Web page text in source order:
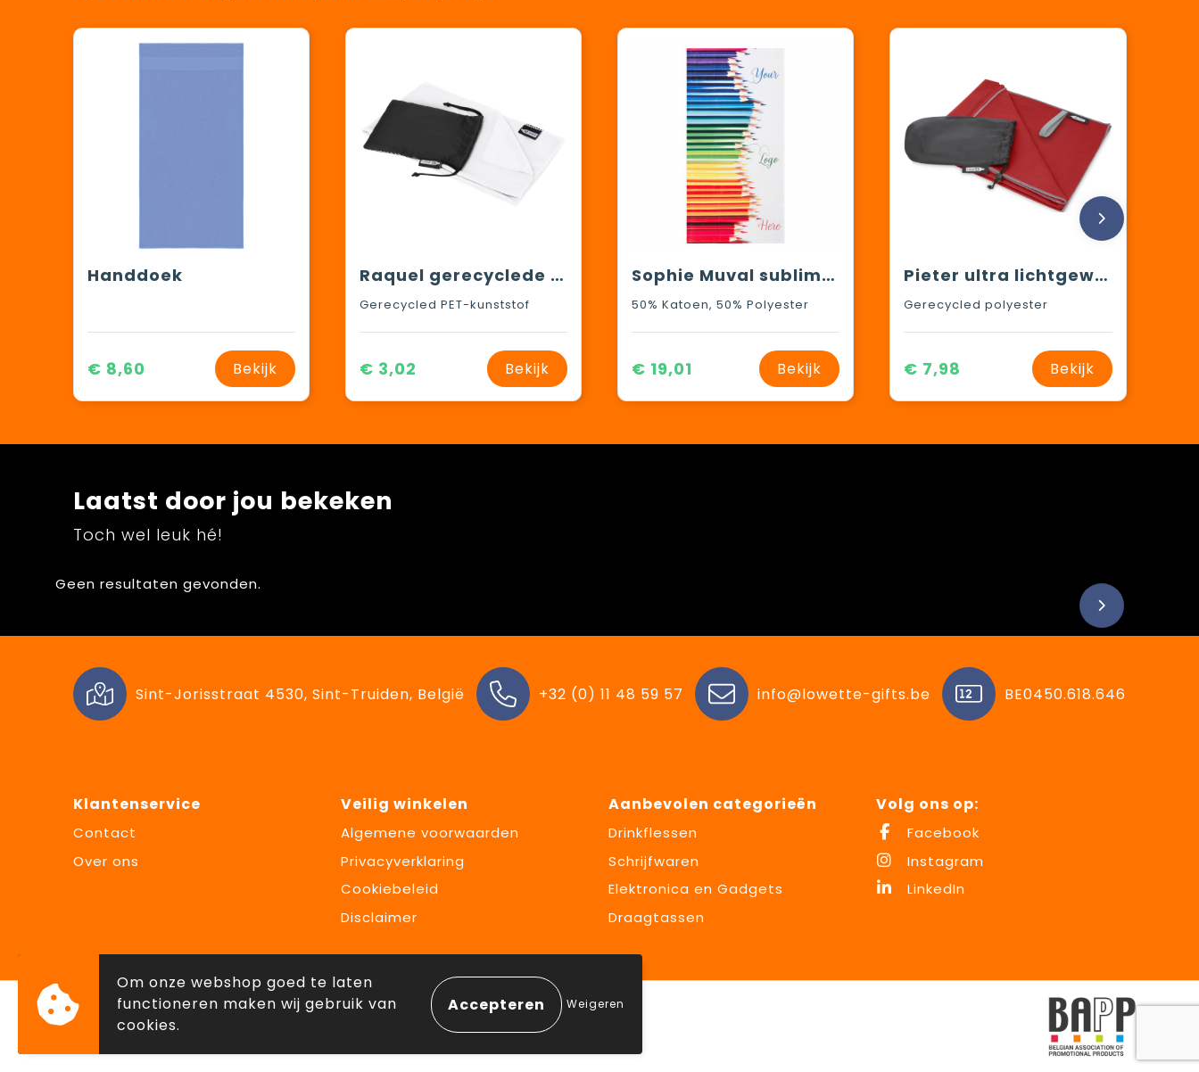
Handdoek
€ 8,60 Bekijk
Raquel gerecyclede PET sport koelhanddoek in een pouch 80 x 30 cm
Gerecycled PET-kunststof
€ 3,02 Bekijk
Sophie Muval sublimatie strandhanddoek 180x100 cm, 350 gr/m²
50% Katoen, 50% Polyester
€ 19,01 Bekijk
Pieter ultra lichtgewicht en sneldrogende handdoek van gerecycled PET 130 x 80 cm
Gerecycled polyester
€ 7,98 Bekijk
Laatst door jou bekeken
Toch wel leuk hé!
Geen resultaten gevonden.
Sint-Jorisstraat 4530, Sint-Truiden, België +32 (0) 11 48 59 57 info@lowette-gifts.be BE0450.618.646
Klantenservice
Contact
Over ons
Veilig winkelen
Algemene voorwaarden
Privacyverklaring
Cookiebeleid
Disclaimer
Aanbevolen categorieën
Drinkflessen
Schrijfwaren
Elektronica en Gadgets
Draagtassen
Volg ons op:
Facebook
Instagram
LinkedIn
© Copyright Lowette Gifts 2026
Om onze webshop goed te laten
functioneren maken wij gebruik van
cookies.
Weigeren